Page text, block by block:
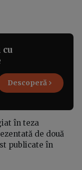
Descoperă
în teza
de două
publicate în